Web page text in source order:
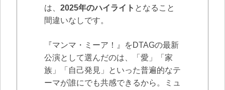
は、 2025年のハイライト となること
間違いなしです。
『マンマ・ミーア！』をDTAGの最新
公演として選んだのは、「愛」「家
族」「自己発見」といった普遍的なテ
ーマが誰にでも共感できるから。ミュ